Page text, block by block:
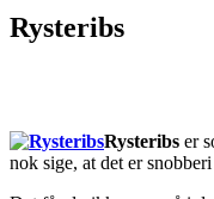
Rysteribs
Rysteribs er
nok sige, at det er